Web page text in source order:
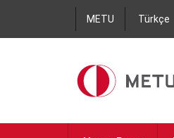
METU Türkçe